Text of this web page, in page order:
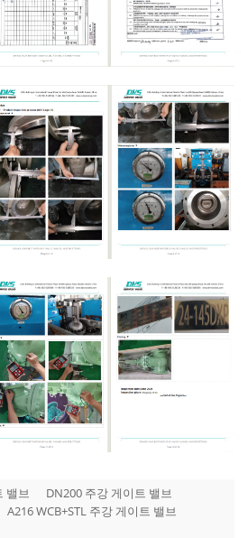
밸브
DN200 주강 게이트 밸브
A216 WCB+STL 주강 게이트 밸브